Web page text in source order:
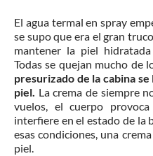
El agua termal en spray
se supo que era el gran
mantener la piel
Todas se quejan mucho de
presurizado de la cabina
piel. La crema de siempre
vuelos, el cuerpo
interfiere en el estado de la
esas condiciones, una
piel.